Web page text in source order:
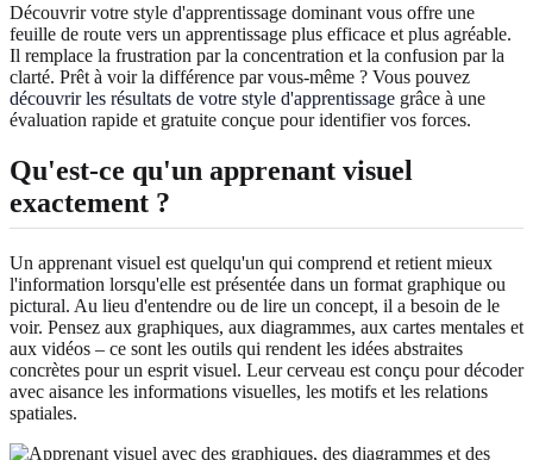
Découvrir votre style d'apprentissage dominant vous offre une
feuille de route vers un apprentissage plus efficace et plus agréable.
Il remplace la frustration par la concentration et la confusion par la
clarté. Prêt à voir la différence par vous-même ? Vous pouvez
découvrir les résultats de votre style d'apprentissage grâce à une
évaluation rapide et gratuite conçue pour identifier vos forces.
Qu'est-ce qu'un apprenant visuel
exactement ?
Un apprenant visuel est quelqu'un qui comprend et retient mieux
l'information lorsqu'elle est présentée dans un format graphique ou
pictural. Au lieu d'entendre ou de lire un concept, il a besoin de le
voir. Pensez aux graphiques, aux diagrammes, aux cartes mentales et
aux vidéos – ce sont les outils qui rendent les idées abstraites
concrètes pour un esprit visuel. Leur cerveau est conçu pour décoder
avec aisance les informations visuelles, les motifs et les relations
spatiales.